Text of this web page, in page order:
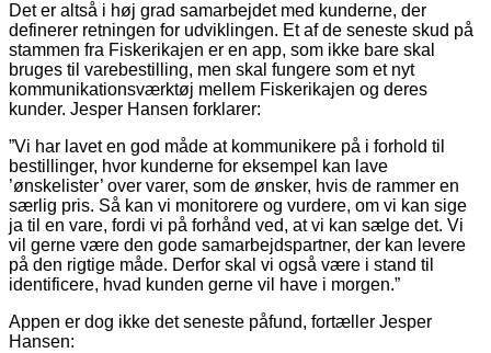
Det er altså i høj grad samarbejdet med kunderne, der
definerer retningen for udviklingen. Et af de seneste skud på
stammen fra Fiskerikajen er en app, som ikke bare skal
bruges til varebestilling, men skal fungere som et nyt
kommunikations­værktøj mellem Fiskerikajen og deres
kunder. Jesper Hansen forklarer:
”Vi har lavet en god måde at kommunikere på i forhold til
bestillinger, hvor kunderne for eksem­pel kan lave
’ønskelister’ over varer, som de ønsker, hvis de rammer en
særlig pris. Så kan vi monitorere og vurdere, om vi kan sige
ja til en vare, fordi vi på forhånd ved, at vi kan sælge det. Vi
vil gerne være den gode samarbejdspartner, der kan levere
på den rigtige måde. Derfor skal vi også være i stand til
identificere, hvad kunden gerne vil have i morgen.”
Appen er dog ikke det seneste påfund, fortæller Jesper
Hansen: